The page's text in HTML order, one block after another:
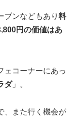
ブンなどもあり 料
円の価値はあ
ェコーナーにあっ
ダ」。
、また行く機会が